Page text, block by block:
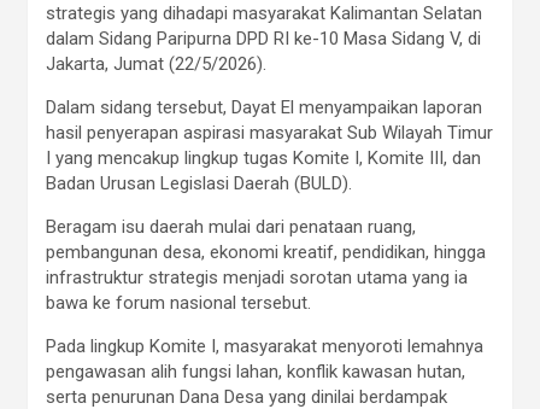
strategis yang dihadapi masyarakat Kalimantan Selatan
dalam Sidang Paripurna DPD RI ke-10 Masa Sidang V, di
Jakarta, Jumat (22/5/2026).
Dalam sidang tersebut, Dayat El menyampaikan laporan
hasil penyerapan aspirasi masyarakat Sub Wilayah Timur
I yang mencakup lingkup tugas Komite I, Komite III, dan
Badan Urusan Legislasi Daerah (BULD).
Beragam isu daerah mulai dari penataan ruang,
pembangunan desa, ekonomi kreatif, pendidikan, hingga
infrastruktur strategis menjadi sorotan utama yang ia
bawa ke forum nasional tersebut.
Pada lingkup Komite I, masyarakat menyoroti lemahnya
pengawasan alih fungsi lahan, konflik kawasan hutan,
serta penurunan Dana Desa yang dinilai berdampak